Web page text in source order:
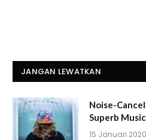
JANGAN LEWATKAN
Noise-
Superb
15 Januari 2020